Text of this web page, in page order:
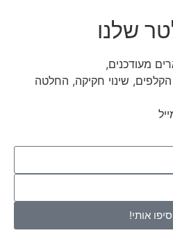
שלנו
מעודכנים,
שינוי חקיקה, החלטה
אותי!